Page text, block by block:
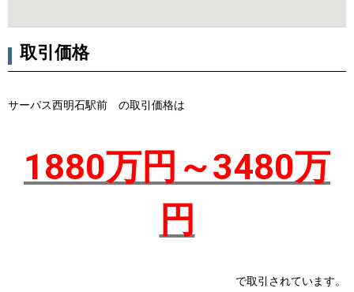
取引価格
サーパス西明石駅前 の取引価格は
1880万円～3480万
円
で取引されています。